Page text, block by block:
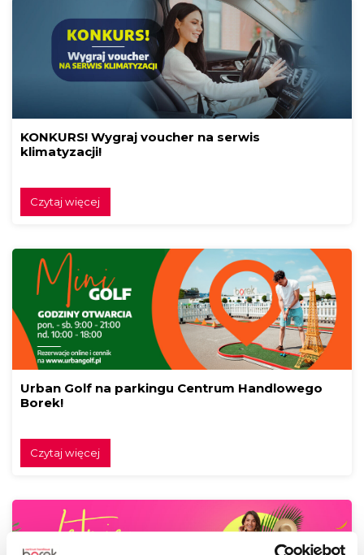
KONKURS! Wygraj voucher na serwis
klimatyzacji!
Czytaj więcej
Urban Golf na parkingu Centrum Handlowego
Borek!
Czytaj więcej